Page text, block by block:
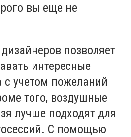
вы еще не
позволяет
интересные
с учетом пожеланий
того, воздушные
лучше подходят для
С помощью